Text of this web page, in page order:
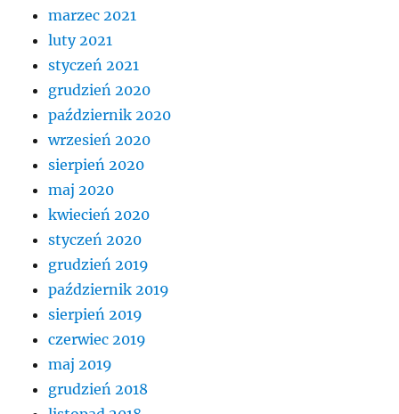
marzec 2021
luty 2021
styczeń 2021
grudzień 2020
październik 2020
wrzesień 2020
sierpień 2020
maj 2020
kwiecień 2020
styczeń 2020
grudzień 2019
październik 2019
sierpień 2019
czerwiec 2019
maj 2019
grudzień 2018